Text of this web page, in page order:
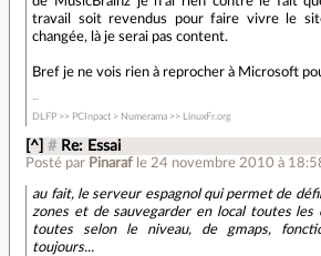
travail soit revendus pour faire vivre le
changée, là je serai pas content.
Bref je ne vois rien à reprocher à Microsoft
DLFP >> PCInpact > Numerama >> LinuxFr.org
[^] # Re: Essai
Posté par Pinaraf le 24 novembre 2010 à
au fait, le serveur espagnol qui permet de
zones et de sauvegarder en local toutes les
toutes selon le niveau, de gmaps,
toujours...